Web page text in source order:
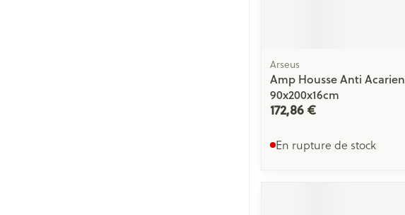
Arseus
Amp Housse Anti Acarien
90x200x16cm
172,86 €
En rupture de stock